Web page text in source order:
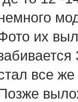
их
все